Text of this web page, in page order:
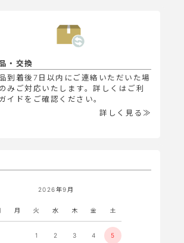
・交換
到着後7日以内にご連絡いただいた場
みご対応いたします。詳しくはご利
イドをご確認ください。
詳しく見る≫
2026年9月
月 火 水 木 金 土
1 2 3 4 5